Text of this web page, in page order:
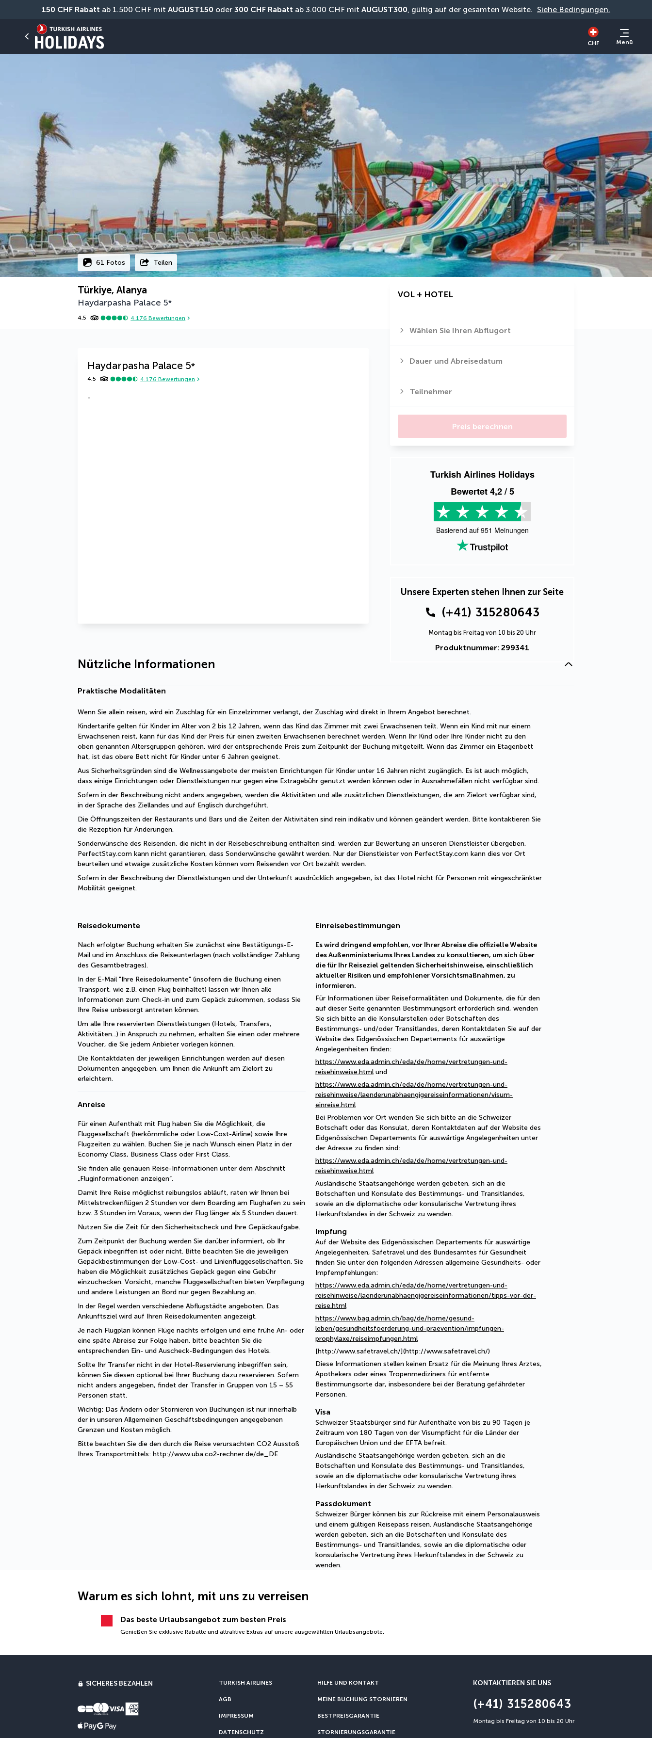
150 CHF Rabatt ab 1.500 CHF mit AUGUST150 oder 300 CHF Rabatt ab 3.000 CHF mit AUGUST300, gültig auf der gesamten Website. Siehe Bedingungen.
CHF Menü
61 Fotos Teilen
Türkiye, Alanya
Haydarpasha Palace 5*
4,5 4.176 Bewertungen
VOL + HOTEL
Wählen Sie Ihren Abflugort
Dauer und Abreisedatum
Teilnehmer
Preis berechnen
Turkish Airlines Holidays
Bewertet4,2/ 5
Basierend auf 951 Meinungen
Unsere Experten stehen Ihnen zur Seite
(+41) 315280643
Montag bis Freitag von 10 bis 20 Uhr
Produktnummer: 299341
Haydarpasha Palace 5*
4,5 4.176 Bewertungen
-
Nützliche Informationen
Praktische Modalitäten
Wenn Sie allein reisen, wird ein Zuschlag für ein Einzelzimmer verlangt, der Zuschlag wird direkt in Ihrem Angebot berechnet.
Kindertarife gelten für Kinder im Alter von 2 bis 12 Jahren, wenn das Kind das Zimmer mit zwei Erwachsenen teilt. Wenn ein Kind mit nur einem
Erwachsenen reist, kann für das Kind der Preis für einen zweiten Erwachsenen berechnet werden. Wenn Ihr Kind oder Ihre Kinder nicht zu den
oben genannten Altersgruppen gehören, wird der entsprechende Preis zum Zeitpunkt der Buchung mitgeteilt. Wenn das Zimmer ein Etagenbett
hat, ist das obere Bett nicht für Kinder unter 6 Jahren geeignet.
Aus Sicherheitsgründen sind die Wellnessangebote der meisten Einrichtungen für Kinder unter 16 Jahren nicht zugänglich. Es ist auch möglich,
dass einige Einrichtungen oder Dienstleistungen nur gegen eine Extragebühr genutzt werden können oder in Ausnahmefällen nicht verfügbar sind.
Sofern in der Beschreibung nicht anders angegeben, werden die Aktivitäten und alle zusätzlichen Dienstleistungen, die am Zielort verfügbar sind,
in der Sprache des Ziellandes und auf Englisch durchgeführt.
Die Öffnungszeiten der Restaurants und Bars und die Zeiten der Aktivitäten sind rein indikativ und können geändert werden. Bitte kontaktieren Sie
die Rezeption für Änderungen.
Sonderwünsche des Reisenden, die nicht in der Reisebeschreibung enthalten sind, werden zur Bewertung an unseren Dienstleister übergeben.
PerfectStay.com kann nicht garantieren, dass Sonderwünsche gewährt werden. Nur der Dienstleister von PerfectStay.com kann dies vor Ort
beurteilen und etwaige zusätzliche Kosten können vom Reisenden vor Ort bezahlt werden.
Sofern in der Beschreibung der Dienstleistungen und der Unterkunft ausdrücklich angegeben, ist das Hotel nicht für Personen mit eingeschränkter
Mobilität geeignet.
Reisedokumente
Nach erfolgter Buchung erhalten Sie zunächst eine Bestätigungs-E-
Mail und im Anschluss die Reiseunterlagen (nach vollständiger Zahlung
des Gesamtbetrages).
In der E-Mail "Ihre Reisedokumente" (insofern die Buchung einen
Transport, wie z.B. einen Flug beinhaltet) lassen wir Ihnen alle
Informationen zum Check-in und zum Gepäck zukommen, sodass Sie
Ihre Reise unbesorgt antreten können.
Um alle Ihre reservierten Dienstleistungen (Hotels, Transfers,
Aktivitäten...) in Anspruch zu nehmen, erhalten Sie einen oder mehrere
Voucher, die Sie jedem Anbieter vorlegen können.
Die Kontaktdaten der jeweiligen Einrichtungen werden auf diesen
Dokumenten angegeben, um Ihnen die Ankunft am Zielort zu
erleichtern.
Anreise
Für einen Aufenthalt mit Flug haben Sie die Möglichkeit, die
Fluggesellschaft (herkömmliche oder Low-Cost-Airline) sowie Ihre
Flugzeiten zu wählen. Buchen Sie je nach Wunsch einen Platz in der
Economy Class, Business Class oder First Class.
Sie finden alle genauen Reise-Informationen unter dem Abschnitt
„Fluginformationen anzeigen“.
Damit Ihre Reise möglichst reibungslos abläuft, raten wir Ihnen bei
Mittelstreckenflügen 2 Stunden vor dem Boarding am Flughafen zu sein
bzw. 3 Stunden im Voraus, wenn der Flug länger als 5 Stunden dauert.
Nutzen Sie die Zeit für den Sicherheitscheck und Ihre Gepäckaufgabe.
Zum Zeitpunkt der Buchung werden Sie darüber informiert, ob Ihr
Gepäck inbegriffen ist oder nicht. Bitte beachten Sie die jeweiligen
Gepäckbestimmungen der Low-Cost- und Linienfluggesellschaften. Sie
haben die Möglichkeit zusätzliches Gepäck gegen eine Gebühr
einzuchecken. Vorsicht, manche Fluggesellschaften bieten Verpflegung
und andere Leistungen an Bord nur gegen Bezahlung an.
In der Regel werden verschiedene Abflugstädte angeboten. Das
Ankunftsziel wird auf Ihren Reisedokumenten angezeigt.
Je nach Flugplan können Flüge nachts erfolgen und eine frühe An- oder
eine späte Abreise zur Folge haben, bitte beachten Sie die
entsprechenden Ein- und Auscheck-Bedingungen des Hotels.
Sollte Ihr Transfer nicht in der Hotel-Reservierung inbegriffen sein,
können Sie diesen optional bei Ihrer Buchung dazu reservieren. Sofern
nicht anders angegeben, findet der Transfer in Gruppen von 15 – 55
Personen statt.
Wichtig: Das Ändern oder Stornieren von Buchungen ist nur innerhalb
der in unseren Allgemeinen Geschäftsbedingungen angegebenen
Grenzen und Kosten möglich.
Bitte beachten Sie die den durch die Reise verursachten CO2 Ausstoß
Ihres Transportmittels: http://www.uba.co2-rechner.de/de_DE
Einreisebestimmungen
Es wird dringend empfohlen, vor Ihrer Abreise die offizielle Website
des Außenministeriums Ihres Landes zu konsultieren, um sich über
die für Ihr Reiseziel geltenden Sicherheitshinweise, einschließlich
aktueller Risiken und empfohlener Vorsichtsmaßnahmen, zu
informieren.
Für Informationen über Reiseformalitäten und Dokumente, die für den
auf dieser Seite genannten Bestimmungsort erforderlich sind, wenden
Sie sich bitte an die Konsularstellen oder Botschaften des
Bestimmungs- und/oder Transitlandes, deren Kontaktdaten Sie auf der
Website des Eidgenössischen Departements für auswärtige
Angelegenheiten finden:
https://www.eda.admin.ch/eda/de/home/vertretungen-und-
reisehinweise.html und
https://www.eda.admin.ch/eda/de/home/vertretungen-und-
reisehinweise/laenderunabhaengigereiseinformationen/visum-
einreise.html
Bei Problemen vor Ort wenden Sie sich bitte an die Schweizer
Botschaft oder das Konsulat, deren Kontaktdaten auf der Website des
Eidgenössischen Departements für auswärtige Angelegenheiten unter
der Adresse zu finden sind:
https://www.eda.admin.ch/eda/de/home/vertretungen-und-
reisehinweise.html
Ausländische Staatsangehörige werden gebeten, sich an die
Botschaften und Konsulate des Bestimmungs- und Transitlandes,
sowie an die diplomatische oder konsularische Vertretung ihres
Herkunftslandes in der Schweiz zu wenden.
Impfung
Auf der Website des Eidgenössischen Departements für auswärtige
Angelegenheiten, Safetravel und des Bundesamtes für Gesundheit
finden Sie unter den folgenden Adressen allgemeine Gesundheits- oder
Impfempfehlungen:
https://www.eda.admin.ch/eda/de/home/vertretungen-und-
reisehinweise/laenderunabhaengigereiseinformationen/tipps-vor-der-
reise.html
https://www.bag.admin.ch/bag/de/home/gesund-
leben/gesundheitsfoerderung-und-praevention/impfungen-
prophylaxe/reiseimpfungen.html
[http://www.safetravel.ch/](http://www.safetravel.ch/)
Diese Informationen stellen keinen Ersatz für die Meinung Ihres Arztes,
Apothekers oder eines Tropenmediziners für entfernte
Bestimmungsorte dar, insbesondere bei der Beratung gefährdeter
Personen.
Visa
Schweizer Staatsbürger sind für Aufenthalte von bis zu 90 Tagen je
Zeitraum von 180 Tagen von der Visumpflicht für die Länder der
Europäischen Union und der EFTA befreit.
Ausländische Staatsangehörige werden gebeten, sich an die
Botschaften und Konsulate des Bestimmungs- und Transitlandes,
sowie an die diplomatische oder konsularische Vertretung ihres
Herkunftslandes in der Schweiz zu wenden.
Passdokument
Schweizer Bürger können bis zur Rückreise mit einem Personalausweis
und einem gültigen Reisepass reisen. Ausländische Staatsangehörige
werden gebeten, sich an die Botschaften und Konsulate des
Bestimmungs- und Transitlandes, sowie an die diplomatische oder
konsularische Vertretung ihres Herkunftslandes in der Schweiz zu
wenden.
Warum es sich lohnt, mit uns zu verreisen
Das beste Urlaubsangebot zum besten Preis
Genießen Sie exklusive Rabatte und attraktive Extras auf unsere ausgewählten Urlaubsangebote.
SICHERES BEZAHLEN KONTAKTIEREN SIE UNS
(+41) 315280643
Montag bis Freitag von 10 bis 20 Uhr
TURKISH AIRLINES
AGB
IMPRESSUM
DATENSCHUTZ
HILFE UND KONTAKT
MEINE BUCHUNG STORNIEREN
BESTPREISGARANTIE
STORNIERUNGSGARANTIE